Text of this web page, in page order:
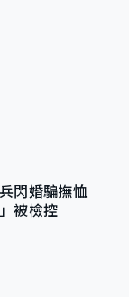
閃婚騙撫恤
被檢控